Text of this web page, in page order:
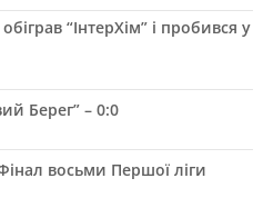
“ІнтерХім” і пробився у
Берег” – 0:0
восьми Першої ліги